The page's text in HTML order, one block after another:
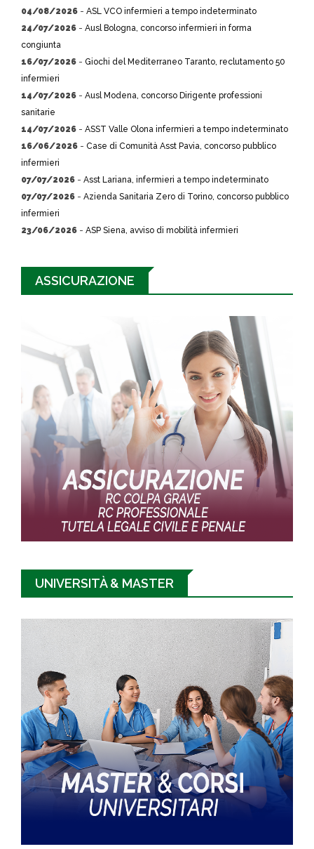
04/08/2026 - ASL VCO infermieri a tempo indeterminato
24/07/2026 - Ausl Bologna, concorso infermieri in forma
congiunta
16/07/2026 - Giochi del Mediterraneo Taranto, reclutamento 50
infermieri
14/07/2026 - Ausl Modena, concorso Dirigente professioni
sanitarie
14/07/2026 - ASST Valle Olona infermieri a tempo indeterminato
16/06/2026 - Case di Comunità Asst Pavia, concorso pubblico
infermieri
07/07/2026 - Asst Lariana, infermieri a tempo indeterminato
07/07/2026 - Azienda Sanitaria Zero di Torino, concorso pubblico
infermieri
23/06/2026 - ASP Siena, avviso di mobilità infermieri
ASSICURAZIONE
UNIVERSITÀ & MASTER